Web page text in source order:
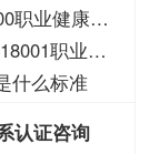
职业健康安
职业安
什么标准
认证咨询